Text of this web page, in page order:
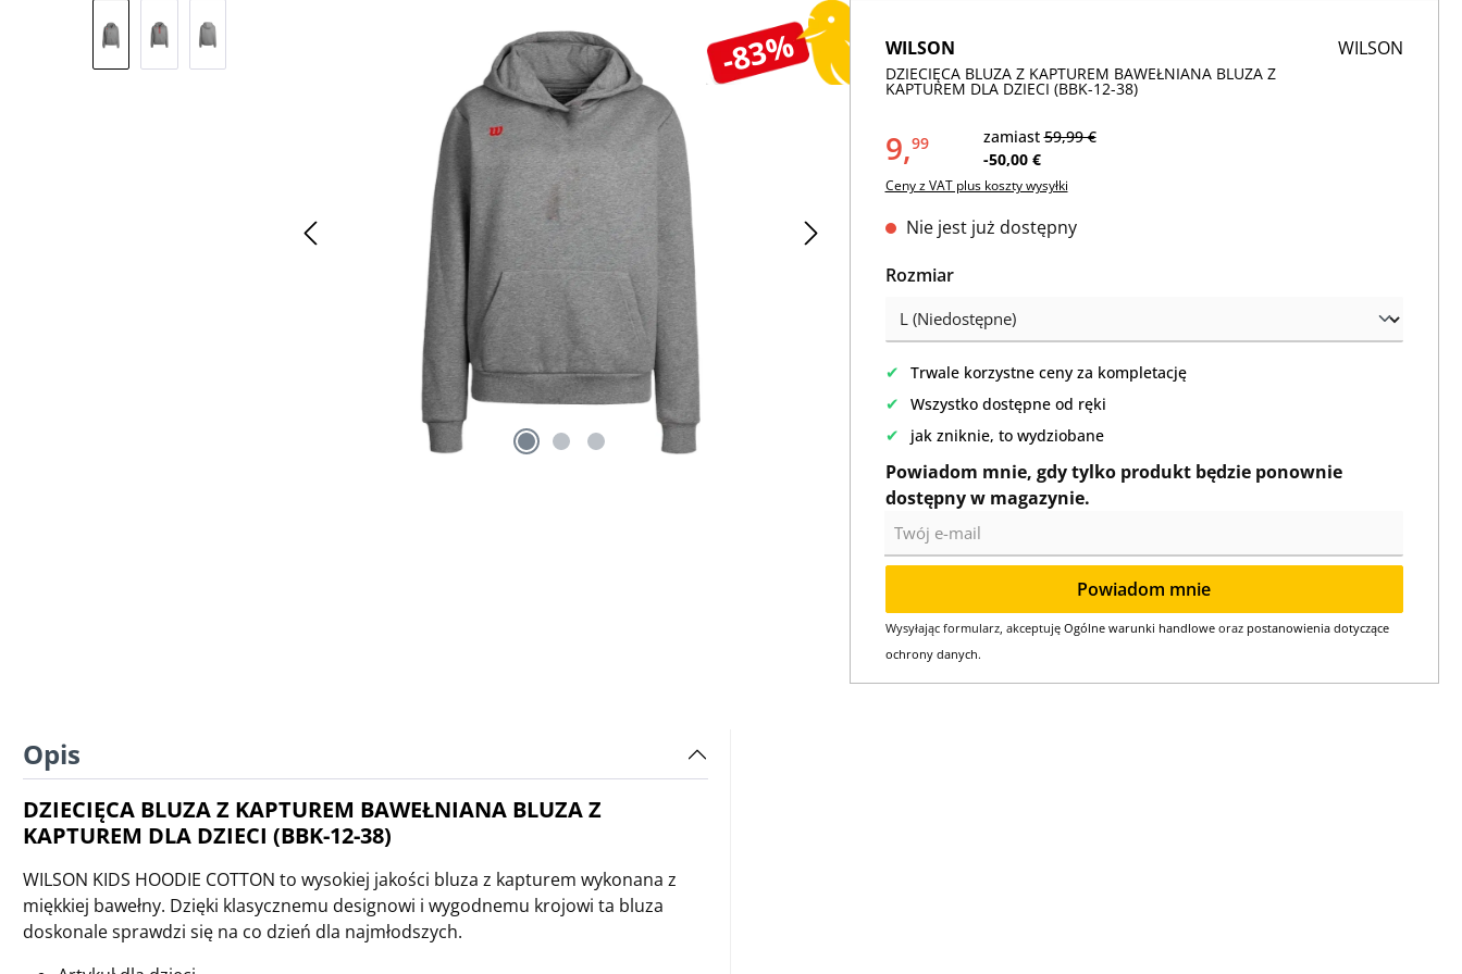
-83%
WILSON
DZIECIĘCA BLUZA Z KAPTUREM BAWEŁNIANA BLUZA Z
KAPTUREM DLA DZIECI (BBK-12-38)
WILSON
9,99 zamiast59,99 €
-50,00 €
Ceny z VAT plus koszty wysyłki
Nie jest już dostępny
Wybierz
Rozmiar
✔ Trwale korzystne ceny za kompletację
✔ Wszystko dostępne od ręki
✔ jak zniknie, to wydziobane
Powiadom mnie, gdy tylko produkt będzie ponownie
dostępny w magazynie.
Powiadom mnie
Wysyłając formularz, akceptuję Ogólne warunki handloweoraz postanowienia dotyczące
ochrony danych.
Opis
DZIECIĘCA BLUZA Z KAPTUREM BAWEŁNIANA BLUZA Z
KAPTUREM DLA DZIECI (BBK-12-38)
WILSON KIDS HOODIE COTTON to wysokiej jakości bluza z kapturem wykonana z
miękkiej bawełny. Dzięki klasycznemu designowi i wygodnemu krojowi ta bluza
doskonale sprawdzi się na co dzień dla najmłodszych.